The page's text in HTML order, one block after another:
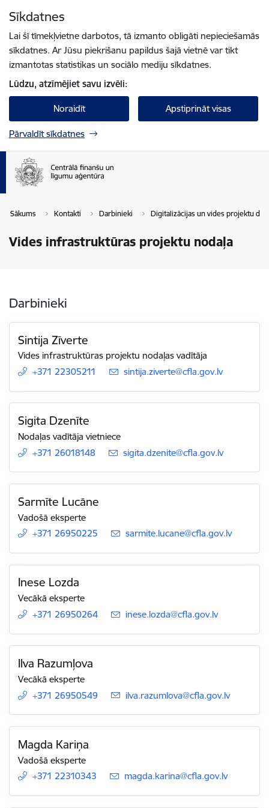
Sīkdatnes
Lai šī tīmekļvietne darbotos, tā izmanto obligāti nepieciešamās
sīkdatnes. Ar Jūsu piekrišanu papildus šajā vietnē var tikt
izmantotas statistikas un sociālo mediju sīkdatnes.
Lūdzu, atzīmējiet savu izvēli:
Noraidīt Apstiprināt visas
Pārvaldīt sīkdatnes
Sākums Kontakti Darbinieki Digitalizācijas un vides projektu
Vides infrastruktūras projektu nodaļa
Darbinieki
Sintija Zīverte
Vides infrastruktūras projektu nodaļas vadītāja
+371 22305211
E-pasts:
sintija.ziverte@cfla.gov.lv
Sigita Dzenīte
Nodaļas vadītāja vietniece
+371 26018148
E-pasts:
sigita.dzenite@cfla.gov.lv
Sarmīte Lucāne
Vadošā eksperte
+371 26950225
E-pasts:
sarmite.lucane@cfla.gov.lv
Inese Lozda
Vecākā eksperte
+371 26950264
E-pasts:
inese.lozda@cfla.gov.lv
Ilva Razumļova
Vecākā eksperte
+371 26950549
E-pasts:
ilva.razumlova@cfla.gov.lv
Magda Kariņa
Vadošā eksperte
+371 22310343
E-pasts:
magda.karina@cfla.gov.lv